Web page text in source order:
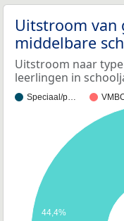
Uitstroom van
middelbare
Uitstroom naar
leerlingen in
Speciaal/p…
44,4%